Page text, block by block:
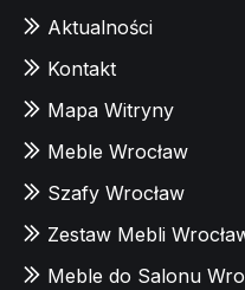
Aktualności
Kontakt
Mapa Witryny
Meble Wrocław
Szafy Wrocław
Zestaw Mebli
Meble do Salonu